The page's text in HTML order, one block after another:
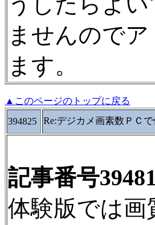
ませんので
ます。
▲このページのトップに戻る
394825
Re:デジカメ画素数ＰＣ
記事番号
体験版では